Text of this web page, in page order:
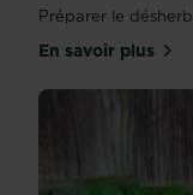
Préparer le
En savoir plus
sur